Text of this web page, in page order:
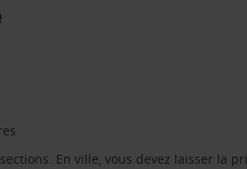
En ville, vous devez laisser la